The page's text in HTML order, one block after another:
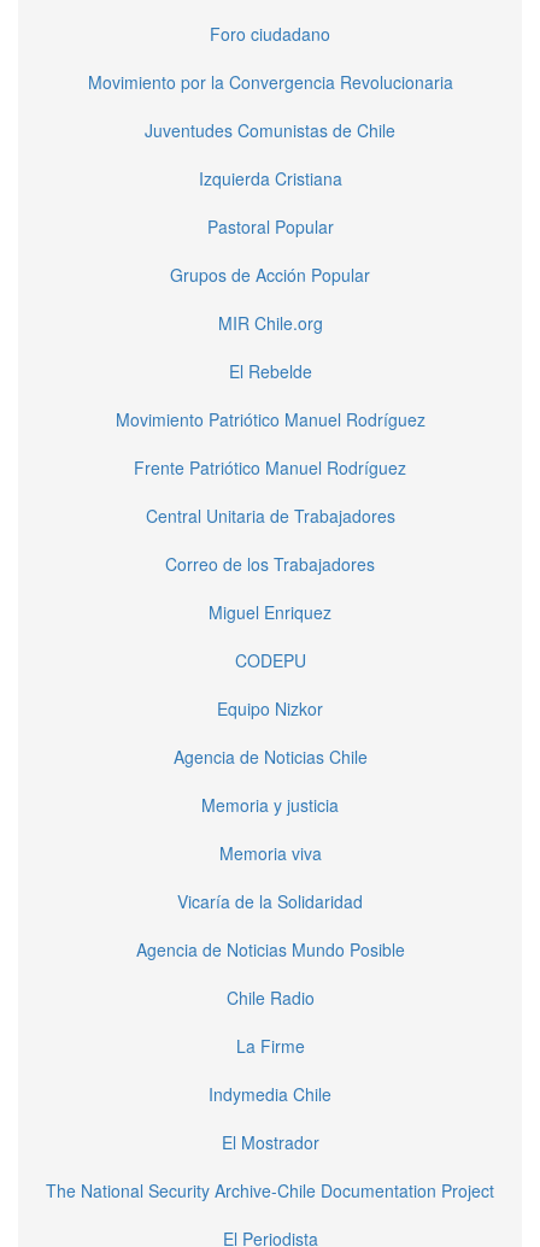
Foro ciudadano
Movimiento por la Convergencia Revolucionaria
Juventudes Comunistas de Chile
Izquierda Cristiana
Pastoral Popular
Grupos de Acción Popular
MIR Chile.org
El Rebelde
Movimiento Patriótico Manuel Rodríguez
Frente Patriótico Manuel Rodríguez
Central Unitaria de Trabajadores
Correo de los Trabajadores
Miguel Enriquez
CODEPU
Equipo Nizkor
Agencia de Noticias Chile
Memoria y justicia
Memoria viva
Vicaría de la Solidaridad
Agencia de Noticias Mundo Posible
Chile Radio
La Firme
Indymedia Chile
El Mostrador
The National Security Archive-Chile Documentation Project
El Periodista